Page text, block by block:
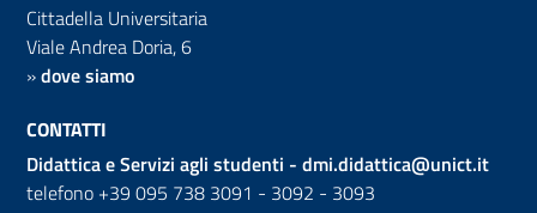
Cittadella Universitaria
Viale Andrea Doria, 6
»dove siamo
CONTATTI
Didattica e Servizi agli studenti - dmi.didattica@unict.it
telefono +39 095 738 3091 - 3092 - 3093